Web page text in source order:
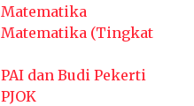
Matematika
Matematika (Tingkat
PAI dan Budi Pekerti
PJOK